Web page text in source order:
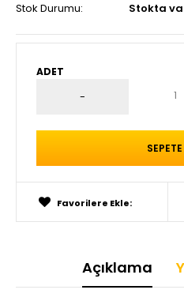
Stok Durumu:
Stokta
ADET
Favorilere Ekle:
Açıklama